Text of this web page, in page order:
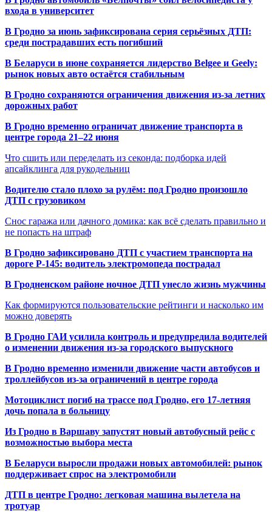
входа в университет
В Гродно за июнь зафиксирована серия серьёзных ДТП:
среди пострадавших есть погибший
В Беларуси в июне сохраняется лидерство Belgee и Geely:
рынок новых авто остаётся стабильным
В Гродно сохраняются ограничения движения из-за летних
дорожных работ
В Гродно временно ограничат движение транспорта в
центре города 21–22 июня
Что сшить или переделать из секонда: подборка идей
апсайклинга для рукодельниц
Водителю стало плохо за рулём: под Гродно произошло
ДТП с грузовиком
Снос гаража или дачного домика: как всё сделать правильно и
не попасть на штраф
В Гродно зафиксировано ДТП с участием транспорта на
дороге Р-145: водитель электромопеда пострадал
В Гродненском районе ночное ДТП унесло жизнь мужчины
Как формируются пользовательские рейтинги и насколько им
можно доверять
В Гродно ГАИ усилила контроль и предупредила водителей
о изменении движения из-за городского выпускного
В Гродно временно изменили движение части автобусов и
троллейбусов из-за ограничений в центре города
Мотоциклист погиб на трассе под Гродно, его 17-летняя
дочь попала в больницу
Из Гродно в Варшаву запустят новый автобусный рейс с
возможностью выбора места
В Беларуси выросли продажи новых автомобилей: рынок
поддерживает спрос на электромобили
ДТП в центре Гродно: легковая машина вылетела на
тротуар